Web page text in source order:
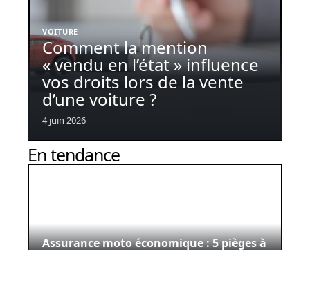
VOITURE
Comment la mention
« vendu en l’état » influence
vos droits lors de la vente
d’une voiture ?
4 juin 2026
En tendance
Assurance moto économique : 5 pièges à
éviter